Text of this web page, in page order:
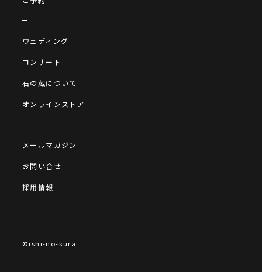
ウェディング
コンサート
石の蔵について
オンラインストア
メールマガジン
お問い合せ
採用情報
©ishi-no-kura